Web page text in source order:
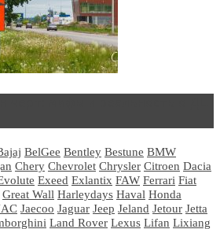
BelGee Bentley Bestune BMW
Chery Chevrolet Chrysler Citroen Dacia
Exeed Exlantix FAW Ferrari Fiat
Great Wall Harleydays Haval Honda
Jaecoo Jaguar Jeep Jeland Jetour Jetta
Land Rover Lexus Lifan Lixiang